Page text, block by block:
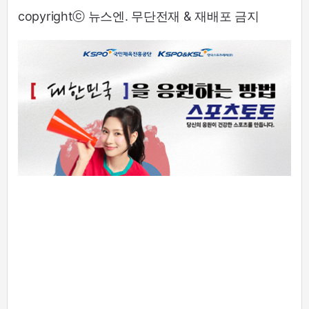
copyrightⓒ 뉴스엔. 무단전재 & 재배포 금지